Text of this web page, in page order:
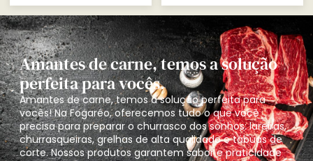
Amantes de carne, temos a solução
perfeita para vocês.
Amantes de carne, temos a solução perfeita para
vocês! Na Fogaréo, oferecemos tudo o que você
precisa para preparar o churrasco dos sonhos: lareiras,
churrasqueiras, grelhas de alta qualidade e tábuas de
corte. Nossos produtos garantem sabor e praticidade